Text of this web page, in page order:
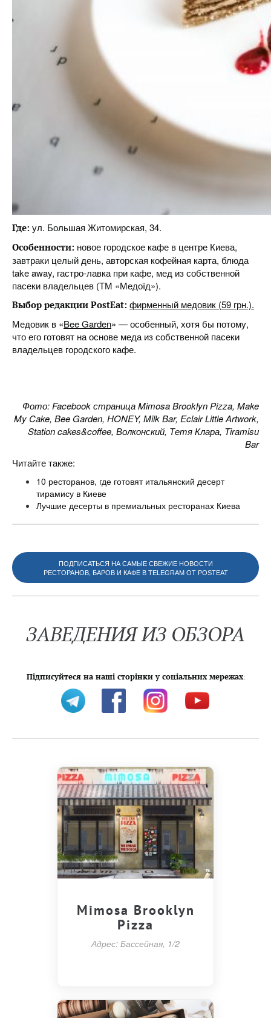
Где: ул. Большая Житомирская, 34.
Особенности: новое городское кафе в центре Киева,
завтраки целый день, авторская кофейная карта, блюда
take away, гастро-лавка при кафе, мед из собственной
пасеки владельцев (ТМ «Медоїд»).
Выбор редакции PostEat: фирменный медовик (59 грн.).
Медовик в «Bee Garden» — особенный, хотя бы потому,
что его готовят на основе меда из собственной пасеки
владельцев городского кафе.
Фото: Facebook страница Mimosa Brooklyn Pizza, Make
My Cake, Bee Garden, HONEY, Milk Bar, Eclair Little Artwork,
Station cakes&coffee, Волконский, Тетя Клара, Tiramisu
Bar
Читайте также:
10 ресторанов, где готовят итальянский десерт
тирамису в Киеве
Лучшие десерты в премиальных ресторанах Киева
ПОДПИСАТЬСЯ НА САМЫЕ СВЕЖИЕ НОВОСТИ
РЕСТОРАНОВ, БАРОВ И КАФЕ В TELEGRAM ОТ POSTEAT
ЗАВЕДЕНИЯ ИЗ ОБЗОРА
Підписуйтеся на наші сторінки у соціальних мережах:
Mimosa Brooklyn
Pizza
Адрес: Бассейная, 1/2